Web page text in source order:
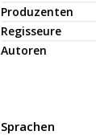
Produzenten
Regisseure
Autoren
Sprachen